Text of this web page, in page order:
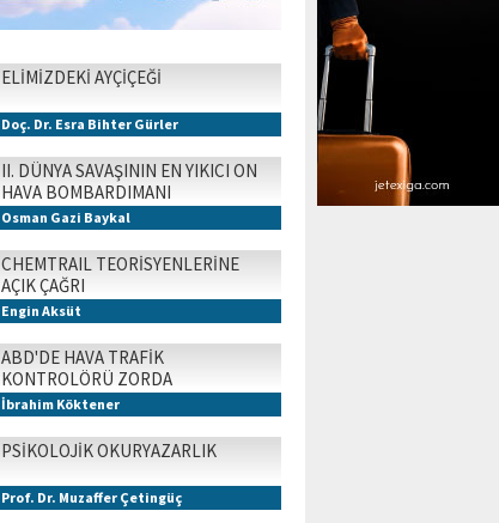
ELİMİZDEKİ AYÇİÇEĞİ
Doç. Dr. Esra Bihter Gürler
II. DÜNYA SAVAŞININ EN YIKICI ON
HAVA BOMBARDIMANI
Osman Gazi Baykal
CHEMTRAIL TEORİSYENLERİNE
AÇIK ÇAĞRI
Engin Aksüt
ABD'DE HAVA TRAFİK
KONTROLÖRÜ ZORDA
İbrahim Köktener
PSİKOLOJİK OKURYAZARLIK
Prof. Dr. Muzaffer Çetingüç